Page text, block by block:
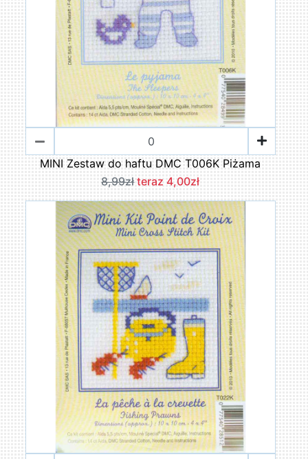
MINI Zestaw do haftu DMC T006K Piżama
8,99zł teraz 4,00zł